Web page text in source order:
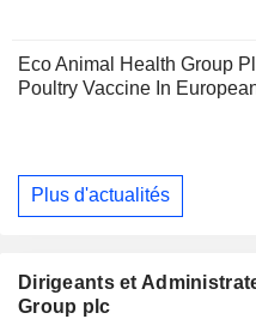
Eco Animal Health Group
Poultry Vaccine In
Plus d'actualités
Dirigeants et
Group plc